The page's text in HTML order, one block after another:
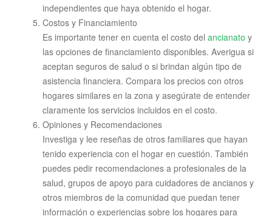
independientes que haya obtenido el hogar.
Costos y Financiamiento
Es importante tener en cuenta el costo del ancianato y
las opciones de financiamiento disponibles. Averigua si
aceptan seguros de salud o si brindan algún tipo de
asistencia financiera. Compara los precios con otros
hogares similares en la zona y asegúrate de entender
claramente los servicios incluidos en el costo.
Opiniones y Recomendaciones
Investiga y lee reseñas de otros familiares que hayan
tenido experiencia con el hogar en cuestión. También
puedes pedir recomendaciones a profesionales de la
salud, grupos de apoyo para cuidadores de ancianos y
otros miembros de la comunidad que puedan tener
información o experiencias sobre los hogares para